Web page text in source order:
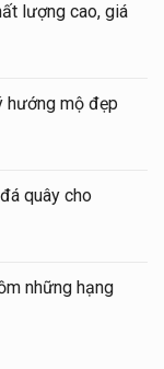
đá xanh rêu đẹp,
– Sửa mộ cần lưu ý
đá Kim Tĩnh – Mộ
của Cha Mẹ
Mộ đá gia đình
khi xây dựng?